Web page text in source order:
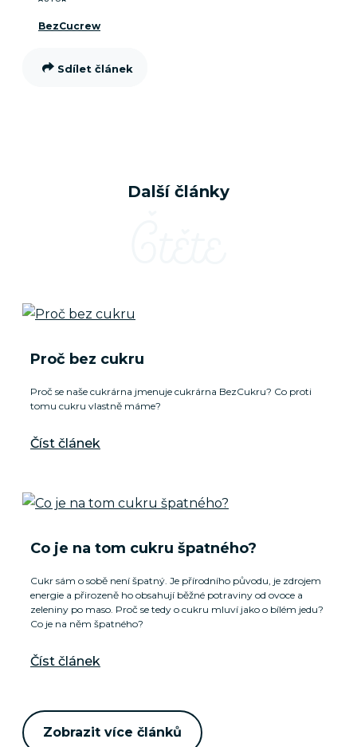
BezCucrew
Sdílet článek
Další články
Proč bez cukru
Proč se naše cukrárna jmenuje cukrárna BezCukru? Co proti
tomu cukru vlastně máme?
Číst článek
Co je na tom cukru špatného?
Cukr sám o sobě není špatný. Je přírodního původu, je zdrojem
energie a přirozeně ho obsahují běžné potraviny od ovoce a
zeleniny po maso. Proč se tedy o cukru mluví jako o bílém jedu?
Co je na něm špatného?
Číst článek
Zobrazit více článků